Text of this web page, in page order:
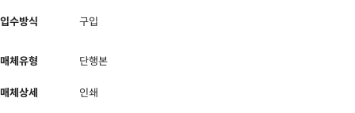
입수방식 구입
매체유형 단행본
매체상세 인쇄